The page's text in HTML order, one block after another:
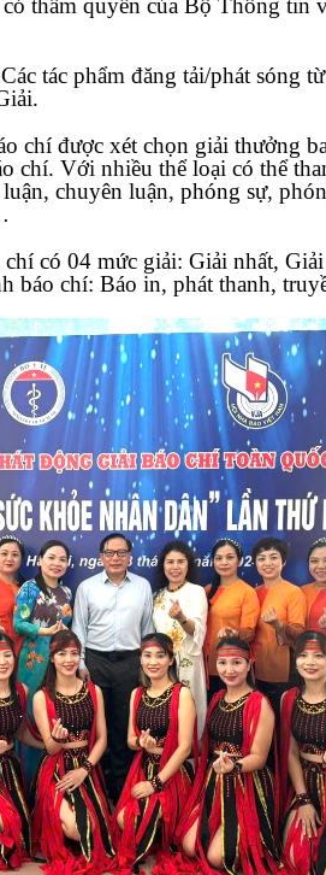
thẩm quyền của Bộ Thông tin
tác phẩm đăng tải/phát sóng
chí được xét chọn giải thưởng
chí. Với nhiều thể loại có thể
chuyên luận, phóng sự,
chí có 04 mức giải: Giải nhất,
báo chí: Báo in, phát thanh,